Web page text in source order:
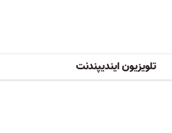
تلویزیون ایندیپندنت